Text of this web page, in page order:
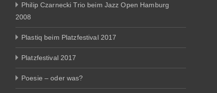
Philip Czarnecki Trio beim Jazz Open Hamburg
2008
Plastiq beim Platzfestival 2017
Platzfestival 2017
Poesie – oder was?